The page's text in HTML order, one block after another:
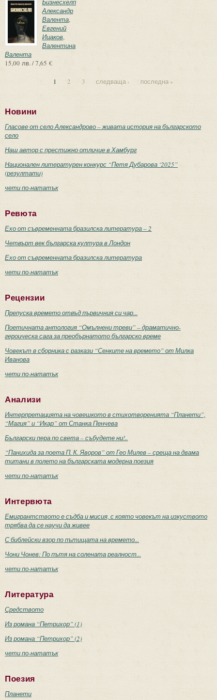
Бизнесхелп
Александр
Валента,
Евгений
Ицаков,
Валентина
Валента
15,00 лв. / 7,65 €
1 2 3 следваща › последна »
Новини
Гласове от село Александрово – живата история на българското
село
Наш автор с престижно отличие в Хамбург
Национален литературен конкурс “Петя Дубарова ‘2025”
(резултати)
чети по-нататък
Ревюта
Ехо от съвременната бразилска литература – 2
Четвърт век българска култура в Лондон
Ехо от съвременната бразилска литература
чети по-нататък
Рецензии
Препуска времето отвъд първичния си чар...
Поетичната антология “Омълнени треви” – драматично-
героическа сага за преобърнатото българско време
Човекът в сборника с разкази “Сенките на времето” от Милка
Иванова
чети по-нататък
Анализи
Интерпретацията на човешкото в стихотворенията “Планети”,
“Магия” и “Икар” от Станка Пенчева
Български пера по света – събудете ни!..
“Панихида за поета П. К. Яворов” от Гео Милев – среща на двама
титани в полето на българската модерна поезия
чети по-нататък
Интервюта
Емигрантството е съдба и мисия, с която човекът на изкуството
трябва да се научи да живее
С библейски взор по пътищата на времето...
Чони Чонев: По пътя на солената реалност...
чети по-нататък
Литература
Средството
Из романа “Петрихор” (1)
Из романа “Петрихор” (2)
чети по-нататък
Поезия
Планети